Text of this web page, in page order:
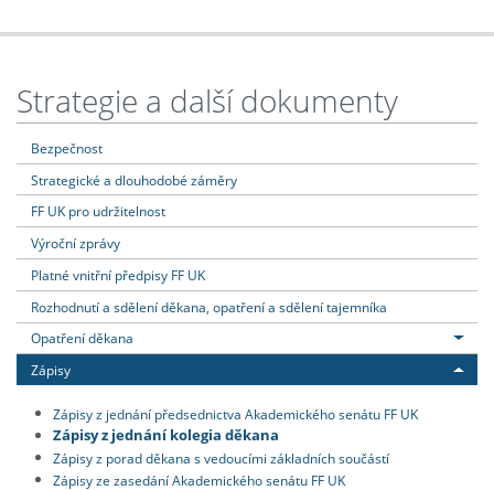
Strategie a další dokumenty
Bezpečnost
Strategické a dlouhodobé záměry
FF UK pro udržitelnost
Výroční zprávy
Platné vnitřní předpisy FF UK
Rozhodnutí a sdělení děkana, opatření a sdělení tajemníka
Opatření děkana
Zápisy
Zápisy z jednání předsednictva Akademického senátu FF UK
Zápisy z jednání kolegia děkana
Zápisy z porad děkana s vedoucími základních součástí
Zápisy ze zasedání Akademického senátu FF UK